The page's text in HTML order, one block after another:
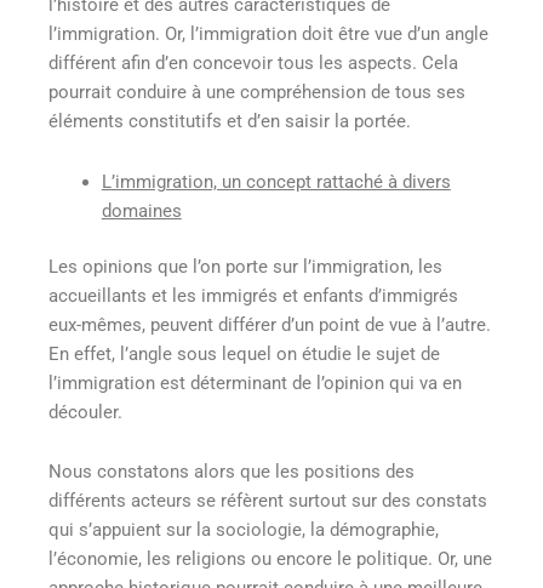
l’histoire et des autres caractéristiques de
l’immigration. Or, l’immigration doit être vue d’un angle
différent afin d’en concevoir tous les aspects. Cela
pourrait conduire à une compréhension de tous ses
éléments constitutifs et d’en saisir la portée.
L’immigration, un concept rattaché à divers
domaines
Les opinions que l’on porte sur l’immigration, les
accueillants et les immigrés et enfants d’immigrés
eux-mêmes, peuvent différer d’un point de vue à l’autre.
En effet, l’angle sous lequel on étudie le sujet de
l’immigration est déterminant de l’opinion qui va en
découler.
Nous constatons alors que les positions des
différents acteurs se réfèrent surtout sur des constats
qui s’appuient sur la sociologie, la démographie,
l’économie, les religions ou encore le politique. Or, une